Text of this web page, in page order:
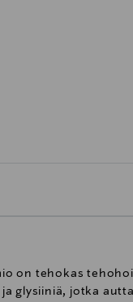
on tehokas
glysiiniä, jotka